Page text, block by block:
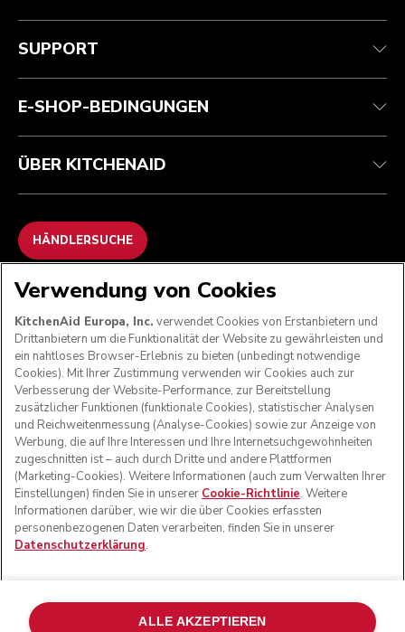
Kundenservice
Garantie und Dokumente
Kontaktieren Sie uns.
Teilnahmebedingungen
Rückgaben und Erstattungen
Impressum
ODR
Die Marke
Händlersuche
SUPPORT
E-SHOP-BEDINGUNGEN
ÜBER KITCHENAID
HÄNDLERSUCHE
WIR AKZEPTIEREN
FOLGEN SIE UNS
und das Design der Küchenmaschine sind eingetragene
Marken in den USA und in anderen Ländern.
Verwendung von Cookies
KitchenAid Europa, Inc. verwendet Cookies von Erstanbietern und
Drittanbietern um die Funktionalität der Website zu gewährleisten und
ein nahtloses Browser-Erlebnis zu bieten (unbedingt notwendige
Cookies). Mit Ihrer Zustimmung verwenden wir Cookies auch zur
Verbesserung der Website-Performance, zur Bereitstellung
zusätzlicher Funktionen (funktionale Cookies), statistischer Analysen
und Reichweitenmessung (Analyse-Cookies) sowie zur Anzeige von
Werbung, die auf Ihre Interessen und Ihre Internetsuchgewohnheiten
zugeschnitten ist – auch durch Dritte und andere Plattformen
(Marketing-Cookies). Weitere Informationen (auch zum Verwalten Ihrer
Einstellungen) finden Sie in unserer Cookie-Richtlinie. Weitere
Informationen darüber, wie wir die über Cookies erfassten
personenbezogenen Daten verarbeiten, finden Sie in unserer
Datenschutzerklärung.
ALLE AKZEPTIEREN